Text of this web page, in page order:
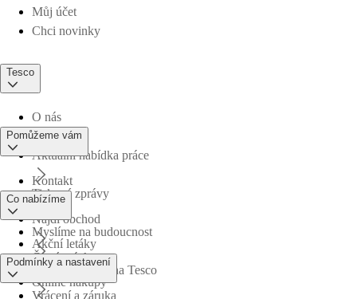
Můj účet
Chci novinky
Tesco
O nás
Aktuální nabídka práce
Tiskové zprávy
Myslíme na budoucnost
Obchodní skupina Tesco
Pomůžeme vám
Kontakt
Najdi obchod
Časté otázky
Vrácení a záruka
Co nabízíme
Akční letáky
Online nákupy
Podmínky a nastavení